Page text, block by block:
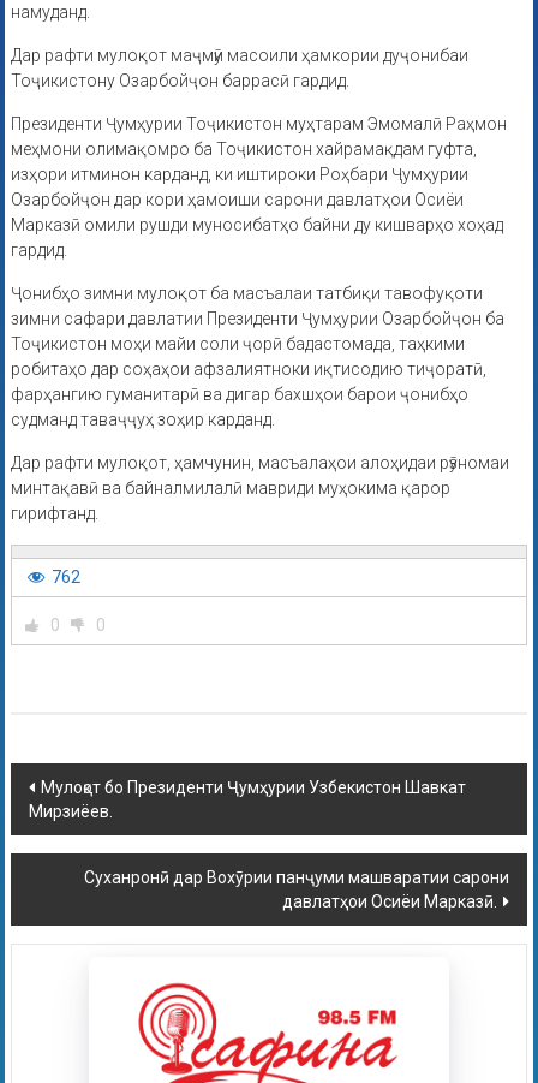
намуданд.
Дар рафти мулоқот маҷмӯи масоили ҳамкории дуҷонибаи
Тоҷикистону Озарбойҷон баррасӣ гардид.
Президенти Ҷумҳурии Тоҷикистон муҳтарам Эмомалӣ Раҳмон
меҳмони олимақомро ба Тоҷикистон хайрамақдам гуфта,
изҳори итминон карданд, ки иштироки Роҳбари Ҷумҳурии
Озарбойҷон дар кори ҳамоиши сарони давлатҳои Осиёи
Марказӣ омили рушди муносибатҳо байни ду кишварҳо хоҳад
гардид.
Ҷонибҳо зимни мулоқот ба масъалаи татбиқи тавофуқоти
зимни сафари давлатии Президенти Ҷумҳурии Озарбойҷон ба
Тоҷикистон моҳи майи соли ҷорӣ бадастомада, таҳкими
робитаҳо дар соҳаҳои афзалиятноки иқтисодию тиҷоратӣ,
фарҳангию гуманитарӣ ва дигар бахшҳои барои ҷонибҳо
судманд таваҷҷуҳ зоҳир карданд.
Дар рафти мулоқот, ҳамчунин, масъалаҳои алоҳидаи рӯзномаи
минтақавӣ ва байналмилалӣ мавриди муҳокима қарор
гирифтанд.
762
0 0
Мулоқот бо Президенти Ҷумҳурии Узбекистон Шавкат
Мирзиёев.
Суханронӣ дар Вохӯрии панҷуми машваратии сарони
давлатҳои Осиёи Марказӣ.